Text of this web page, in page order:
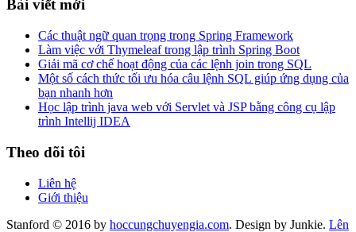
Bài viết mới
Các thuật ngữ quan trọng trong Spring Framework
Làm việc với Thymeleaf trong lập trình Spring Boot
Giải mã cơ chế hoạt động của các lệnh join trong SQL
Một số cách thức tối ưu hóa câu lệnh SQL giúp ứng dụng của
bạn nhanh hơn
Học lập trình java web với Servlet và JSP bằng công cụ lập
trình Intellij IDEA
Theo dõi tôi
Liên hệ
Giới thiệu
Stanford © 2016 by hoccungchuyengia.com. Design by Junkie. Lên